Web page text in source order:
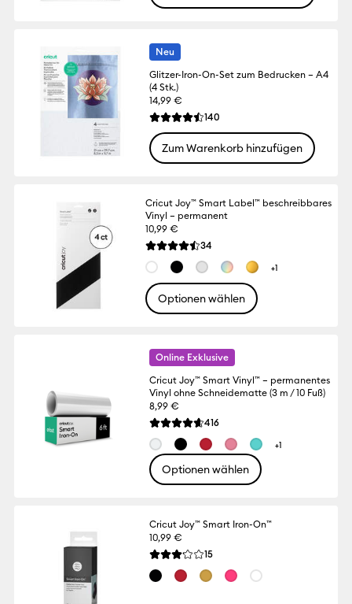
Neu
Glitzer-Iron-On-Set zum Bedrucken – A4
(4 Stk.)
14,99 €
Die durchschnittliche Bewertung für
140
Zum Warenkorb hinzufügen
Cricut Joy™ Smart Label™ beschreibbares
Vinyl – permanent
10,99 €
Die durchschnittliche Bewertung für
34
+1
Optionen wählen
Online Exklusive
Cricut Joy™ Smart Vinyl™ – permanentes
Vinyl ohne Schneidematte (3 m / 10 Fuß)
8,99 €
Die durchschnittliche Bewertung für
416Reviews
+1
Optionen wählen
Cricut Joy™ Smart Iron-On™
10,99 €
Die durchschnittliche Bewertung für
15Reviews